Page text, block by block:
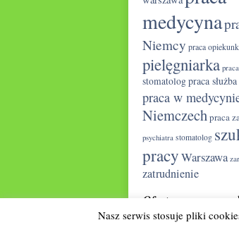
medycyna
Niemcy praca
pielęgniarka
stomatologpraca
praca w
Niemczechpraca
psychiatra stomatolog
pracyWarszawa
zatrudnienie
Nasz serwis stosuje pliki
Oferty pracy w